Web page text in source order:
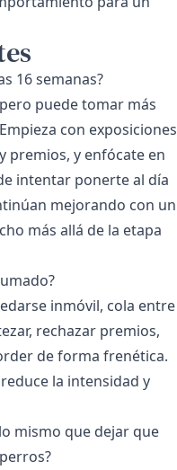
16 semanas?
puede tomar más
con exposiciones
premios, y enfócate en
intentar ponerte al día
mejorando con un
más allá de la etapa
inmóvil, cola entre
rechazar premios,
de forma frenética.
la intensidad y
mismo que dejar que